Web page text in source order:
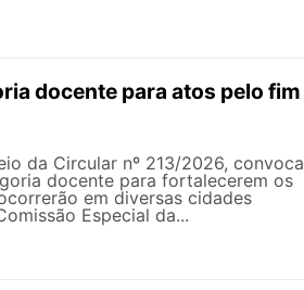
docente para atos pelo fim
da Circular nº 213/2026, convoca
docente para fortalecerem os
em diversas cidades
Especial da...